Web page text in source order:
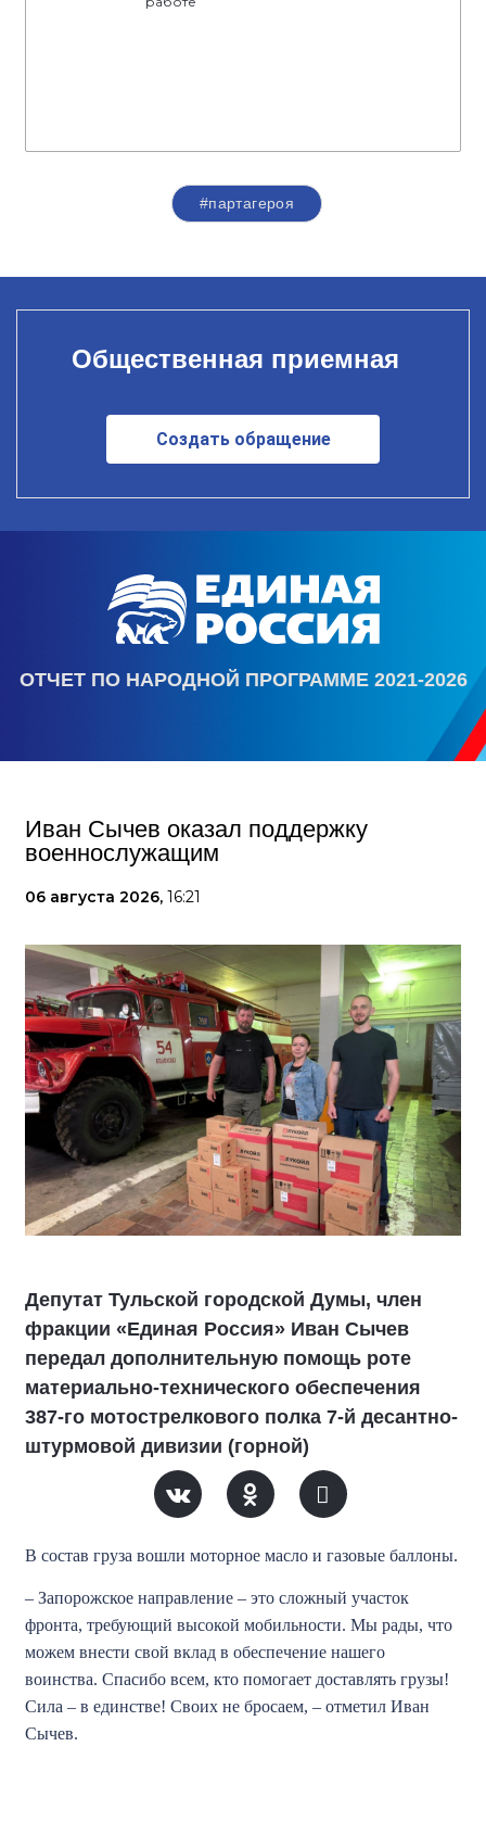
#партагероя
Общественная приемная
Создать обращение
ОТЧЕТ ПО НАРОДНОЙ ПРОГРАММЕ 2021-2026
Иван Сычев оказал поддержку
военнослужащим
06 августа 2026, 16:21
Депутат Тульской городской Думы, член
фракции «Единая Россия» Иван Сычев
передал дополнительную помощь роте
материально-технического обеспечения
387-го мотострелкового полка 7-й десантно-
штурмовой дивизии (горной)
В состав груза вошли моторное масло и газовые баллоны.
– Запорожское направление – это сложный участок
фронта, требующий высокой мобильности. Мы рады, что
можем внести свой вклад в обеспечение нашего
воинства. Спасибо всем, кто помогает доставлять грузы!
Сила – в единстве! Своих не бросаем, – отметил Иван
Сычев.